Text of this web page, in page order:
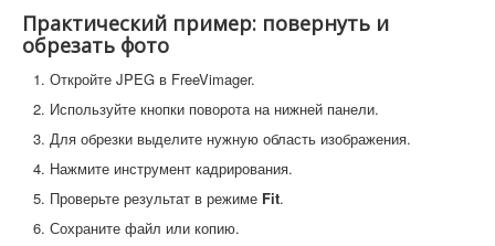
Практический пример: повернуть и
обрезать фото
Откройте JPEG в FreeVimager.
Используйте кнопки поворота на нижней панели.
Для обрезки выделите нужную область изображения.
Нажмите инструмент кадрирования.
Проверьте результат в режиме Fit.
Сохраните файл или копию.